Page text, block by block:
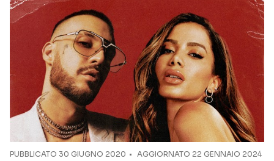
PUBBLICATO 30 GIUGNO 2020
AGGIORNATO 22 GENNAIO 2024